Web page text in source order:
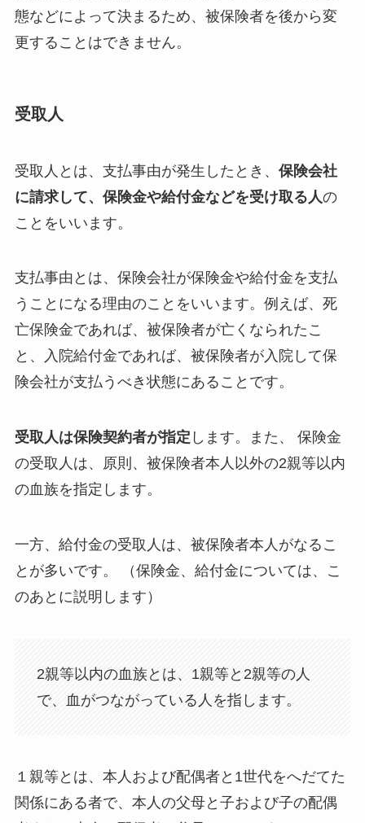
態などによって決まるため、被保険者を後から変
更することはできません。
受取人
受取人とは、支払事由が発生したとき、 保険会社
に請求して、保険金や給付金などを受け取る人の
ことをいいます。
支払事由とは、保険会社が保険金や給付金を支払
うことになる理由のことをいいます。例えば、死
亡保険金であれば、被保険者が亡くなられたこ
と、入院給付金であれば、被保険者が入院して保
険会社が支払うべき状態にあることです。
受取人は保険契約者が指定 します。また、 保険金
の受取人は、原則、被保険者本人以外の2親等以内
の血族を指定します。
一方、給付金の受取人は、被保険者本人がなるこ
とが多いです。 （保険金、給付金については、こ
のあとに説明します）
2親等以内の血族とは、1親等と2親等の人
で、血がつながっている人を指します。
１親等とは、本人および配偶者と1世代をへだてた
関係にある者で、本人の父母と子および子の配偶